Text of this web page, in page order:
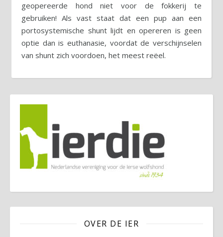
geopereerde hond niet voor de fokkerij te
gebruiken! Als vast staat dat een pup aan een
portosystemische shunt lijdt en opereren is geen
optie dan is euthanasie, voordat de verschijnselen
van shunt zich voordoen, het meest reëel.
OVER DE IER